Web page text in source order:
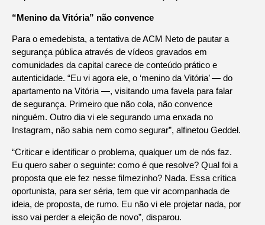
“Menino da Vitória” não convence
Para o emedebista, a tentativa de ACM Neto de pautar a
segurança pública através de vídeos gravados em
comunidades da capital carece de conteúdo prático e
autenticidade. “Eu vi agora ele, o ‘menino da Vitória’ — do
apartamento na Vitória —, visitando uma favela para falar
de segurança. Primeiro que não cola, não convence
ninguém. Outro dia vi ele segurando uma enxada no
Instagram, não sabia nem como segurar”, alfinetou Geddel.
“Criticar e identificar o problema, qualquer um de nós faz.
Eu quero saber o seguinte: como é que resolve? Qual foi a
proposta que ele fez nesse filmezinho? Nada. Essa crítica
oportunista, para ser séria, tem que vir acompanhada de
ideia, de proposta, de rumo. Eu não vi ele projetar nada, por
isso vai perder a eleição de novo”, disparou.